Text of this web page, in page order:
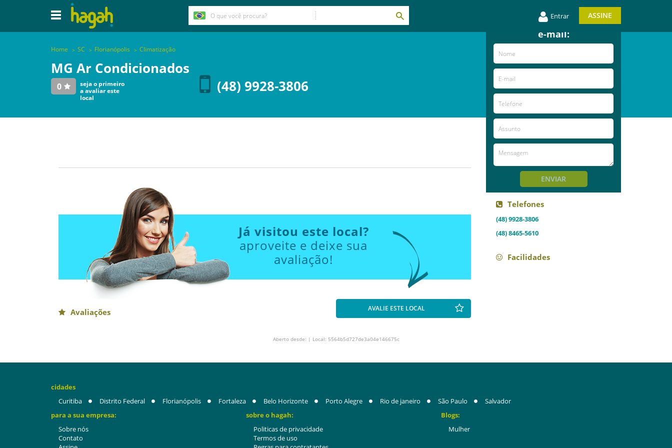
Entrar ASSINE
Home SC Florianópolis Climatização
MG Ar Condicionados
0
seja o primeiro
a avaliar este
local
(48) 9928-3806
Já visitou este local?
aproveite e deixe sua
avaliação!
Avaliações AVALIE ESTE LOCAL
Entre em contato e
receba novidades por
e-mail:
ENVIAR
Telefones
(48) 9928-3806
(48) 8465-5610
Facilidades
Aberto desde: | Local: 5564b5d727de3a04e146675c
cidades
Curitiba
Distrito Federal Florianópolis Fortaleza Belo Horizonte Porto Alegre Rio de janeiro São Paulo
Salvador
para a sua empresa:
Sobre nós
Contato
sobre o hagah:
Politicas de privacidade
Termos de uso
Blogs:
Mulher